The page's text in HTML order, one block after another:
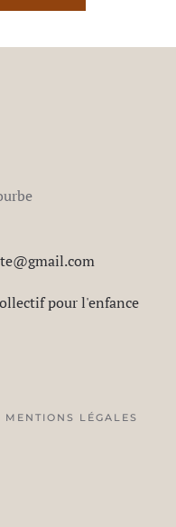
pour l'enfance
MENTIONS LÉGALES